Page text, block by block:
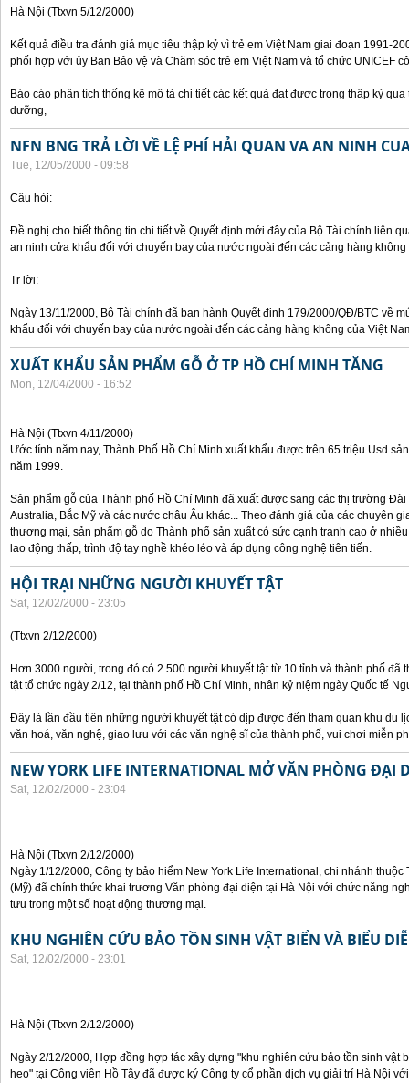
Hà Nội (Ttxvn 5/12/2000)
Kết quả điều tra đánh giá mục tiêu thập kỷ vì trẻ em Việt Nam giai đoạn 1991-
phối hợp với ủy Ban Bảo vệ và Chăm sóc trẻ em Việt Nam và tổ chức UNICEF
Báo cáo phân tích thống kê mô tả chi tiết các kết quả đạt được trong thập kỷ
dưỡng,
NFN BNG TRẢ LỜI VỀ LỆ PHÍ HẢI QUAN VA AN NINH
Tue, 12/05/2000 - 09:58
Câu hỏi:
Đề nghị cho biết thông tin chi tiết về Quyết định mới đây của Bộ Tài chính liên
an ninh cửa khẩu đối với chuyến bay của nước ngoài đến các cảng hàng không
Tr lời:
Ngày 13/11/2000, Bộ Tài chính đã ban hành Quyết định 179/2000/QĐ/BTC về
khẩu đối với chuyến bay của nước ngoài đến các cảng hàng không của Việt
XUẤT KHẨU SẢN PHẨM GỖ Ở TP HỒ CHÍ MINH TĂNG
Mon, 12/04/2000 - 16:52
Hà Nội (Ttxvn 4/11/2000)
Ước tính năm nay, Thành Phố Hồ Chí Minh xuất khẩu được trên 65 triệu Usd
năm 1999.
Sản phẩm gỗ của Thành phố Hồ Chí Minh đã xuất được sang các thị trường
Australia, Bắc Mỹ và các nước châu Âu khác... Theo đánh giá của các chuyên
thương mại, sản phẩm gỗ do Thành phố sản xuất có sức cạnh tranh cao ở
lao động thấp, trình độ tay nghề khéo léo và áp dụng công nghệ tiên tiến.
HỘI TRẠI NHỮNG NGƯỜI KHUYẾT TẬT
Sat, 12/02/2000 - 23:05
(Ttxvn 2/12/2000)
Hơn 3000 người, trong đó có 2.500 người khuyết tật từ 10 tỉnh và thành phố đã
tật tổ chức ngày 2/12, tại thành phố Hồ Chí Minh, nhân kỷ niệm ngày Quốc tế
Đây là lần đầu tiên những người khuyết tật có dịp được đến tham quan khu du
văn hoá, văn nghệ, giao lưu với các văn nghệ sĩ của thành phố, vui chơi miễn
NEW YORK LIFE INTERNATIONAL MỞ VĂN PHÒNG ĐẠI
Sat, 12/02/2000 - 23:04
Hà Nội (Ttxvn 2/12/2000)
Ngày 1/12/2000, Công ty bảo hiểm New York Life International, chi nhánh
(Mỹ) đã chính thức khai trương Văn phòng đại diện tại Hà Nội với chức năng
tưu trong một số hoạt động thương mại.
KHU NGHIÊN CỨU BẢO TỒN SINH VẬT BIỂN VÀ BIỂU
Sat, 12/02/2000 - 23:01
Hà Nội (Ttxvn 2/12/2000)
Ngày 2/12/2000, Hợp đồng hợp tác xây dựng "khu nghiên cứu bảo tồn sinh vật
heo" tại Công viên Hồ Tây đã được ký Công ty cổ phần dịch vụ giải trí Hà Nội